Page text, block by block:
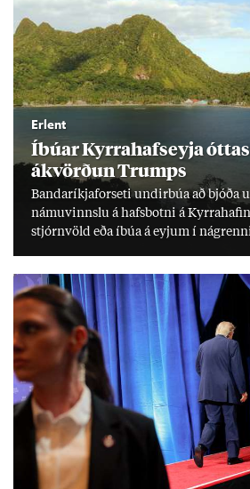
Erlent
Íbú­ar Kyrra­hafs­eyja
ákvörð­un Trumps
Banda­ríkja­for­seti und­ir­búa að bjóða
námu­vinnslu á hafs­botni á
stjórn­völd eða íbúa á eyj­um í